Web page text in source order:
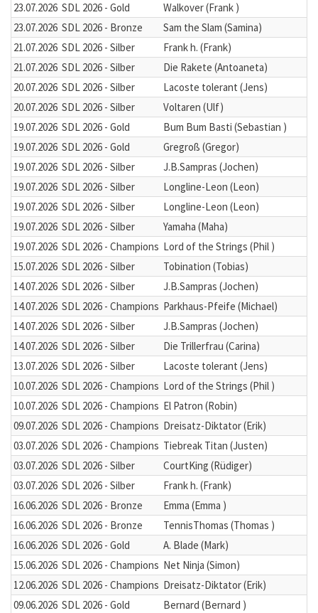
23.07.2026 SDL 2026 - Gold
Walkover (Frank )
23.07.2026 SDL 2026 - Bronze
Sam the Slam (Samina)
21.07.2026 SDL 2026 - Silber
Frank h. (Frank)
21.07.2026 SDL 2026 - Silber
Die Rakete (Antoaneta)
20.07.2026 SDL 2026 - Silber
Lacoste tolerant (Jens)
20.07.2026 SDL 2026 - Silber
Voltaren (Ulf)
19.07.2026 SDL 2026 - Gold
Bum Bum Basti (Sebastian )
19.07.2026 SDL 2026 - Gold
Gregroß (Gregor)
19.07.2026 SDL 2026 - Silber
J.B.Sampras (Jochen)
19.07.2026 SDL 2026 - Silber
Longline-Leon (Leon)
19.07.2026 SDL 2026 - Silber
Longline-Leon (Leon)
19.07.2026 SDL 2026 - Silber
Yamaha (Maha)
19.07.2026 SDL 2026 - Champions Lord of the Strings (Phil )
15.07.2026 SDL 2026 - Silber
Tobination (Tobias)
14.07.2026 SDL 2026 - Silber
J.B.Sampras (Jochen)
14.07.2026 SDL 2026 - Champions Parkhaus-Pfeife (Michael)
14.07.2026 SDL 2026 - Silber
J.B.Sampras (Jochen)
14.07.2026 SDL 2026 - Silber
Die Trillerfrau (Carina)
13.07.2026 SDL 2026 - Silber
Lacoste tolerant (Jens)
10.07.2026 SDL 2026 - Champions Lord of the Strings (Phil )
10.07.2026 SDL 2026 - Champions El Patron (Robin)
09.07.2026 SDL 2026 - Champions Dreisatz-Diktator (Erik)
03.07.2026 SDL 2026 - Champions Tiebreak Titan (Justen)
03.07.2026 SDL 2026 - Silber
CourtKing (Rüdiger)
03.07.2026 SDL 2026 - Silber
Frank h. (Frank)
16.06.2026 SDL 2026 - Bronze
Emma (Emma )
16.06.2026 SDL 2026 - Bronze
TennisThomas (Thomas )
16.06.2026 SDL 2026 - Gold
A. Blade (Mark)
15.06.2026 SDL 2026 - Champions Net Ninja (Simon)
12.06.2026 SDL 2026 - Champions Dreisatz-Diktator (Erik)
09.06.2026 SDL 2026 - Gold
Bernard (Bernard )